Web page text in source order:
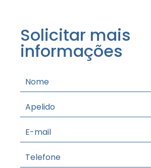
Solicitar mais
informações